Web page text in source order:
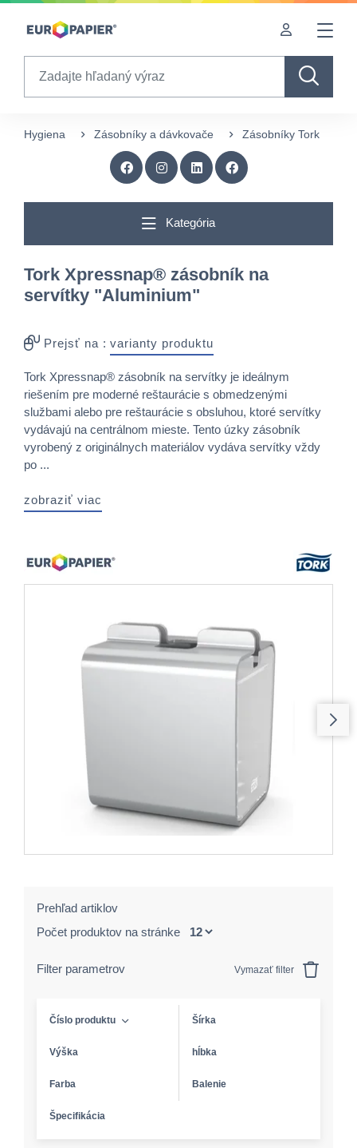
Table Of Content
Doplnkové produkty
Hygiena Zásobníky a dávkovače Zásobníky Tork
Kategória
Tork Xpressnap® zásobník na
servítky "Aluminium"
Prejsť na : varianty produktu
Tork Xpressnap® zásobník na servítky je ideálnym
riešením pre moderné reštaurácie s obmedzenými
službami alebo pre reštaurácie s obsluhou, ktoré servítky
vydávajú na centrálnom mieste. Tento úzky zásobník
vyrobený z originálnych materiálov vydáva servítky vždy
po ...
zobraziť viac
Prehľad artiklov
Počet produktov na stránke
Filter parametrov Vymazať filter
Číslo produktu Šírka
Výška hĺbka
Farba Balenie
Špecifikácia